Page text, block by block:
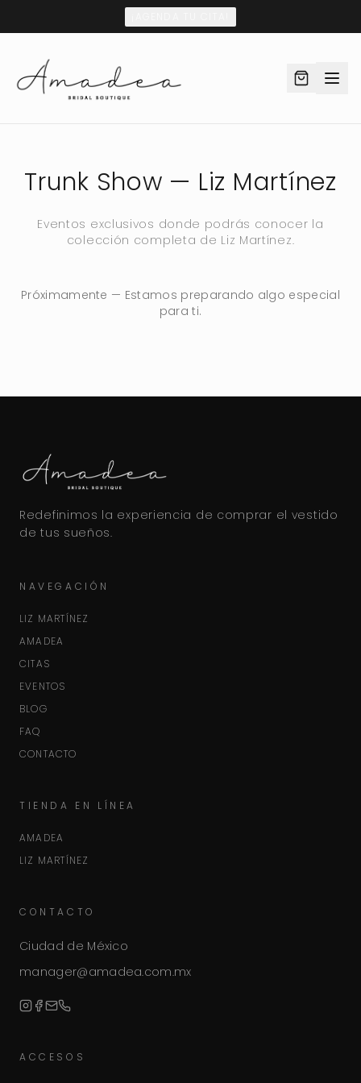
Trunk Show — Liz Martínez
Eventos exclusivos donde podrás conocer la
colección completa de Liz Martínez.
Próximamente — Estamos preparando algo especial
para ti.
Redefinimos la experiencia de comprar el vestido
de tus sueños.
NAVEGACIÓN
LIZ MARTÍNEZ
AMADEA
CITAS
EVENTOS
BLOG
FAQ
CONTACTO
TIENDA EN LÍNEA
AMADEA
LIZ MARTÍNEZ
CONTACTO
Ciudad de México
manager@amadea.com.mx
ACCESOS